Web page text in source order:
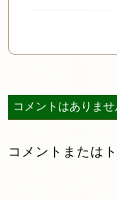
コメントはありませ
コメントまたは